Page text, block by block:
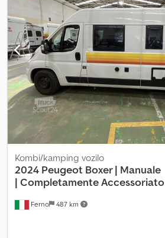
Dcodpfxsxbu R Ro Agmek
Ferno 487 km
Kombi/kamping vozilo
2024 Peugeot Boxer | Manuale
| Completamente Accessoriato